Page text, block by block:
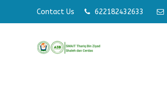
Contact Us 622182432633